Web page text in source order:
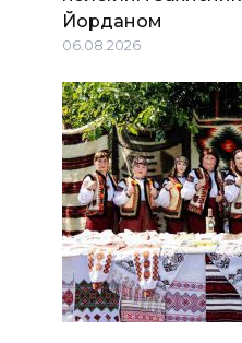
Йорданом
06.08.2026